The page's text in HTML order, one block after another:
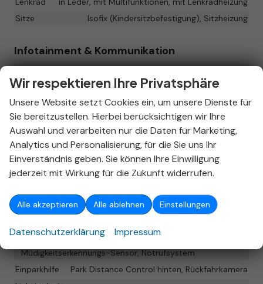
Sitze
Isofix (Kindersitzbefestigung), Sitzheizung
Infotainment & Kommunikation
Assistenzsysteme
Sprachsteuerung
Audioanlage
Radio/MP3-Player, Radio, Schnittstelle USB, Digitalradio
DAB, Android Auto, Apple CarPlay, Touchscreen
Telefon
Freisprecheinrichtung, Bluetooth
Volldigitales Kombiinstrument (Virtual Cockpit)
vorhanden
Assistenzsysteme
Lenkradkontrolle, Notbremsassistent (City-Safety),
Müdigkeitserkennungs-Sensor, Notrufsystem
Einparkhilfe
Park Distance Control hinten, Rückfahrkamera
Wir respektieren Ihre Privatsphäre
Unsere Website setzt Cookies ein, um unsere Dienste für
Sie bereitzustellen. Hierbei berücksichtigen wir Ihre
Auswahl und verarbeiten nur die Daten für Marketing,
Analytics und Personalisierung, für die Sie uns Ihr
Einverständnis geben. Sie können Ihre Einwilligung
jederzeit mit Wirkung für die Zukunft widerrufen.
Alle akzeptieren Alle ablehnen Einstellungen
Datenschutzerklärung Impressum